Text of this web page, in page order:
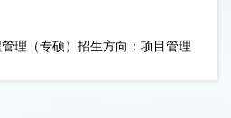
（专硕）招生方向：项目管理